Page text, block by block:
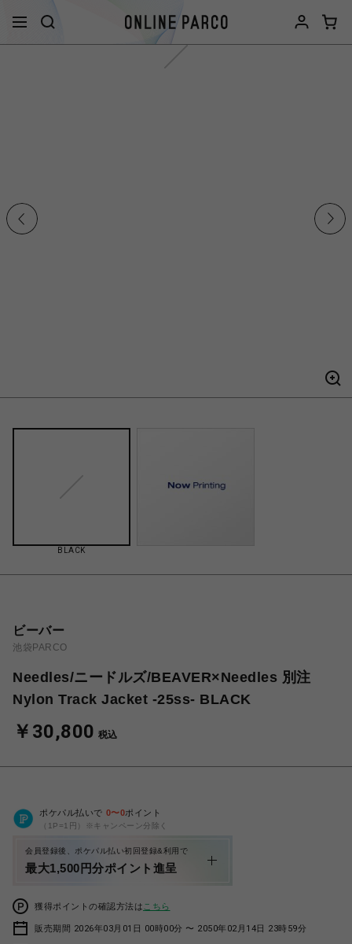
BLACK
ビーバー
池袋PARCO
Needles/ニードルズ/BEAVER×Needles 別注
Nylon Track Jacket -25ss- BLACK
￥30,800 税込
ポケパル払いで 0〜0ポイント
（1P=1円）※キャンペーン分除く
会員登録後、ポケパル払い初回登録&利用で
最大1,500円分ポイント進呈
獲得ポイントの確認方法は こちら
販売期間 2026年03月01日 00時00分 〜 2050年02月14日 23時59分